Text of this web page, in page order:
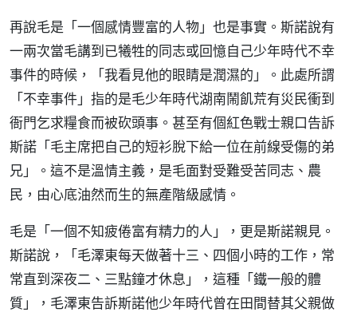
再說毛是「一個感情豐富的人物」也是事實。斯諾說有
一兩次當毛講到已犧牲的同志或回憶自己少年時代不幸
事件的時候，「我看見他的眼睛是潤濕的」。此處所謂
「不幸事件」指的是毛少年時代湖南鬧飢荒有災民衝到
衙門乞求糧食而被砍頭事。甚至有個紅色戰士親口告訴
斯諾「毛主席把自己的短衫脫下給一位在前線受傷的弟
兄」。這不是溫情主義，是毛面對受難受苦同志、農
民，由心底油然而生的無產階級感情。
毛是「一個不知疲倦富有精力的人」，更是斯諾親見。
斯諾說，「毛澤東每天做著十三、四個小時的工作，常
常直到深夜二、三點鐘才休息」，這種「鐵一般的體
質」，毛澤東告訴斯諾他少年時代曾在田間替其父親做